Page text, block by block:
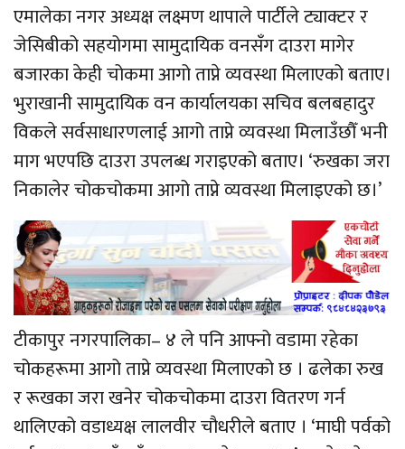
एमालेका नगर अध्यक्ष लक्ष्मण थापाले पार्टीले ट्याक्टर र
जेसिबीको सहयोगमा सामुदायिक वनसँग दाउरा मागेर
बजारका केही चोकमा आगो ताप्ने व्यवस्था मिलाएको बताए।
भुराखानी सामुदायिक वन कार्यालयका सचिव बलबहादुर
विकले सर्वसाधारणलाई आगो ताप्ने व्यवस्था मिलाउँछौँ भनी
माग भएपछि दाउरा उपलब्ध गराइएको बताए। ‘रुखका जरा
निकालेर चोकचोकमा आगो ताप्ने व्यवस्था मिलाइएको छ।’
टीकापुर नगरपालिका– ४ ले पनि आफ्नो वडामा रहेका
चोकहरूमा आगो ताप्ने व्यवस्था मिलाएको छ । ढलेका रुख
र रूखका जरा खनेर चोकचोकमा दाउरा वितरण गर्न
थालिएको वडाध्यक्ष लालवीर चौधरीले बताए । ‘माघी पर्वको